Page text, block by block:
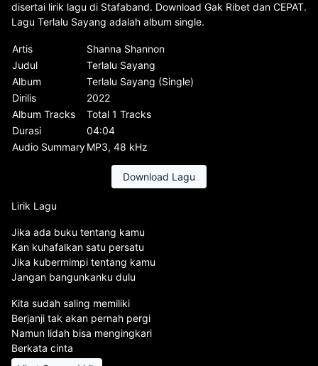
disertai lirik lagu di Stafaband. Download Gak Ribet dan CEPAT.
Lagu Terlalu Sayang adalah album single.
Artis
Shanna Shannon
Judul
Terlalu Sayang
Album
Terlalu Sayang (Single)
Dirilis
2022
Album Tracks
Total 1 Tracks
Durasi
04:04
Audio SummaryMP3, 48 kHz
Download Lagu
Lirik Lagu
Jika ada buku tentang kamu
Kan kuhafalkan satu persatu
Jika kubermimpi tentang kamu
Jangan bangunkanku dulu
Kita sudah saling memiliki
Berjanji tak akan pernah pergi
Namun lidah bisa mengingkari
Berkata cinta